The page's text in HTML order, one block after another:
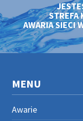
STREFA
AWARIA SIECI
MENU
Awarie